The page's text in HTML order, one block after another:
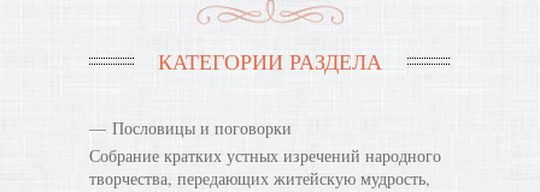
КАТЕГОРИИ РАЗДЕЛА
Пословицы и поговорки
Собрание кратких устных изречений народного
творчества, передающих житейскую мудрость,